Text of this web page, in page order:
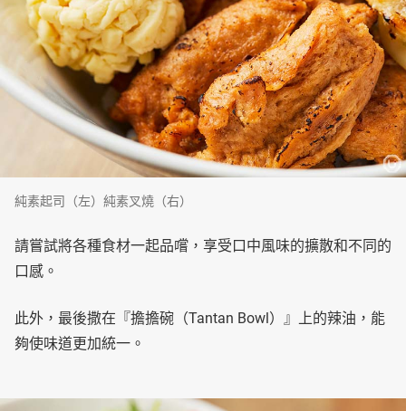
純素起司（左）純素叉燒（右）
請嘗試將各種食材一起品嚐，享受口中風味的擴散和不同的
口感。
此外，最後撒在『擔擔碗（Tantan Bowl）』上的辣油，能
夠使味道更加統一。